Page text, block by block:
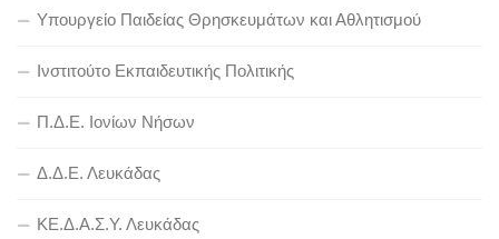
Υπουργείο Παιδείας Θρησκευμάτων και Αθλητισμού
Ινστιτούτο Εκπαιδευτικής Πολιτικής
Π.Δ.Ε. Ιονίων Νήσων
Δ.Δ.Ε. Λευκάδας
ΚΕ.Δ.Α.Σ.Υ. Λευκάδας